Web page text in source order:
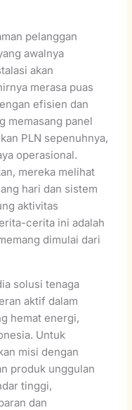
pelanggan
awalnya
akan
merasa puas
efisien dan
memasang panel
PLN sepenuhnya,
operasional.
mereka melihat
hari dan sistem
aktivitas
cerita ini adalah
dimulai dari
solusi tenaga
aktif dalam
hemat energi,
Untuk
misi dengan
produk unggulan
tinggi,
dan